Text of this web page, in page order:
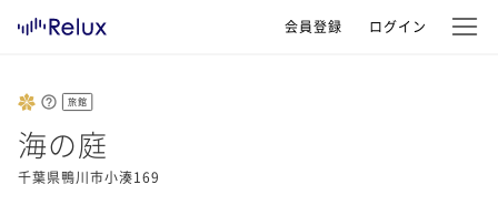
会員登録 ログイン
旅館
海の庭
千葉県鴨川市小湊169